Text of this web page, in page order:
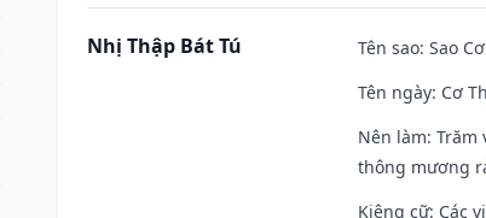
Nhị Thập Bát Tú Tên sao: Sao Cơ
Tên ngày: Cơ
Nên làm: Trăm
thông mương
Kiêng cữ: Các